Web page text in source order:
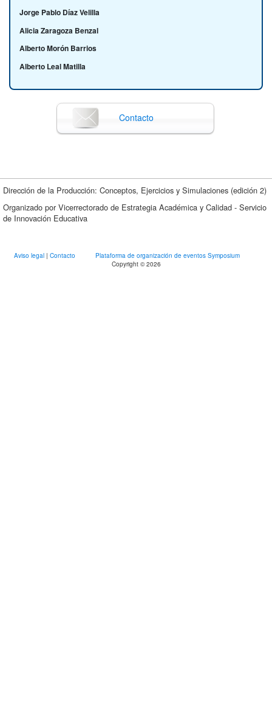
Jorge Pablo Díaz Velilla
Alicia Zaragoza Benzal
Alberto Morón Barrios
Alberto Leal Matilla
Contacto
Dirección de la Producción: Conceptos, Ejercicios y Simulaciones (edición 2)
Organizado por Vicerrectorado de Estrategia Académica y Calidad - Servicio
de Innovación Educativa
Aviso legal | Contacto
Plataforma de organización de eventos Symposium
Copyright © 2026